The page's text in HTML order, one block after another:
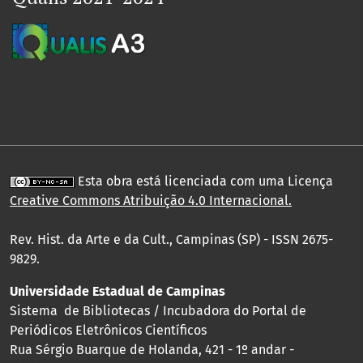
Esta obra está licenciada com uma Licença
Creative Commons Atribuição 4.0 Internacional.
Rev. Hist. da Arte e da Cult., Campinas (SP) - ISSN 2675-
9829.
Universidade Estadual de Campinas
Sistema de Bibliotecas / Incubadora do Portal de
Periódicos Eletrônicos Científicos
Rua Sérgio Buarque de Holanda, 421 - 1º andar -